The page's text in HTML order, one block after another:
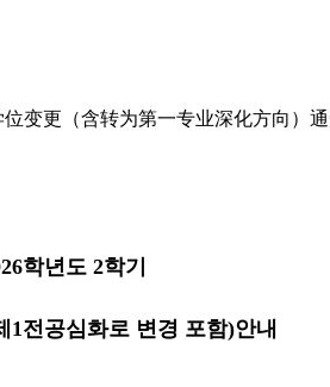
变更（含转为第一专业深化方向）
학년도 2학기
1전공심화로 변경 포함)안내